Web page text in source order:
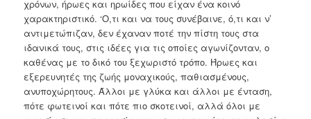
χρόνων, ήρωες και ηρωίδες που είχαν ένα κοινό
χαρακτηριστικό. ‘Ο,τι και να τους συνέβαινε, ό,τι και ν’
αντιμετώπιζαν, δεν έχαναν ποτέ την πίστη τους στα
ιδανικά τους, στις ιδέες για τις οποίες αγωνίζονταν, ο
καθένας με το δικό του ξεχωριστό τρόπο. Ήρωες και
εξερευνητές της ζωής μοναχικούς, παθιασμένους,
ανυποχώρητους. Άλλοι με γλύκα και άλλοι με ένταση,
πότε φωτεινοί και πότε πιο σκοτεινοί, αλλά όλοι με